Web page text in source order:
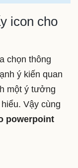
icon cho
chọn thông
ý kiến quan
một ý tưởng
Vậy cùng
powerpoint